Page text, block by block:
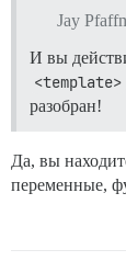
Jay
И вы
<template>
разобран!
Да, вы
переменные,